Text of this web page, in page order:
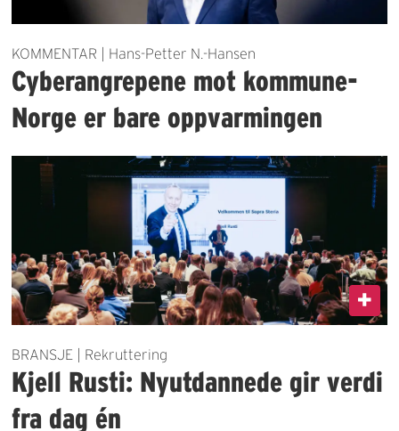
KOMMENTAR | Hans-Petter N.-Hansen
Cyberangrepene mot kommune-
Norge er bare oppvarmingen
BRANSJE | Rekruttering
Kjell Rusti: Nyutdannede gir verdi
fra dag én